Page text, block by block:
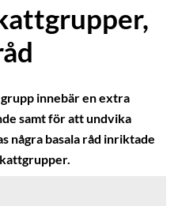
innebär en extra
samt för att undvika
några basala råd inriktade